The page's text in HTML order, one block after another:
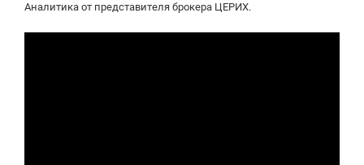
Аналитика от представителя брокера ЦЕРИХ.